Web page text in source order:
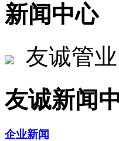
新闻中心
友诚管
友诚新闻
企业新闻